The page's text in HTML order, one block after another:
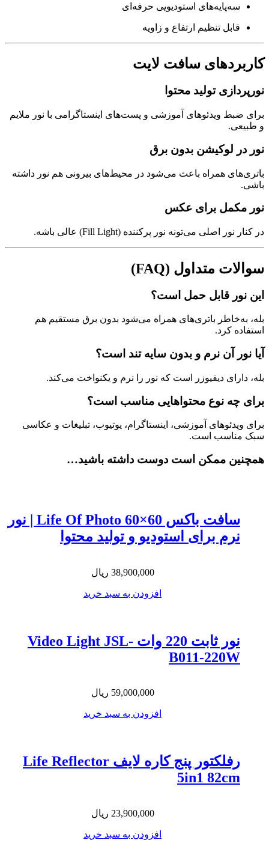
سه‌پایه‌های استودیویی حرفه‌ای
قابل تنظیم ارتفاع و زاویه
کاربردهای سافت لایت
نورپردازی تولید محتوا
برای ضبط ویدئوهای آموزشی و پست‌های اینستاگرامی با نور ملایم
و طبیعی.
نور در لوکیشن بدون برق
باتری‌های همراه باعث می‌شود در محیط‌های بیرونی هم نور داشته
باشی.
نور مکمل برای عکس
در کنار نور اصلی می‌تونه نور پرکننده (Fill Light) عالی باشه.
سوالات متداول (FAQ)
این نور قابل حمل است؟
بله، به‌خاطر باتری‌های همراه می‌شود بدون برق مستقیم هم
استفاده کرد.
آیا نور آن نرم و بدون سایه تند است؟
بله، دارای دیفیوزر است که نور را نرم و یکنواخت می‌کند.
برای چه نوع محتواهایی مناسب است؟
برای ویدئوهای آموزشی، اینستاگرام، یوتیوب، تبلیغات و عکاسی
سبک مناسب است.
همچنین ممکن است دوست داشته باشید…
سافت باکس Life Of Photo 60×60 | نور
نرم برای استودیو و تولید محتوا
38,900,000 ریال
افزودن به سبد خرید
نور ثابت 220 وات Video Light JSL-
B011-220W
59,000,000 ریال
افزودن به سبد خرید
رفلکتور پنج کاره لایف Life Reflector
5in1 82cm
23,900,000 ریال
افزودن به سبد خرید